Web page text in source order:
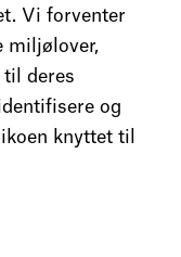
Vi forventer
miljølover,
deres
og
knyttet til